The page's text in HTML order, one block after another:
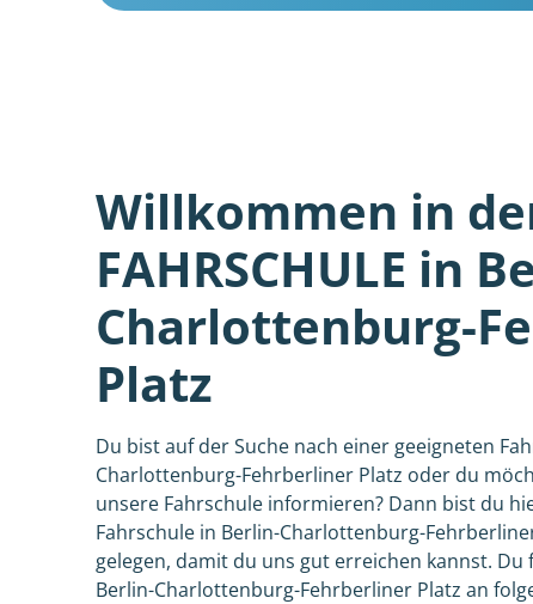
Willkommen in
FAHRSCHULE in
Charlottenburg-
Platz
Du bist auf der Suche nach einer geeigneten
Charlottenburg-Fehrberliner Platz oder du
unsere Fahrschule informieren? Dann bist du
Fahrschule in Berlin-Charlottenburg-
gelegen, damit du uns gut erreichen kannst.
Berlin-Charlottenburg-Fehrberliner Platz an